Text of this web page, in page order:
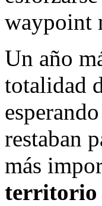
waypoint
Un año
totalidad
restaban
más
territorio